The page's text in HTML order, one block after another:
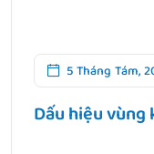
5 Tháng Tám,
Dấu hiệu